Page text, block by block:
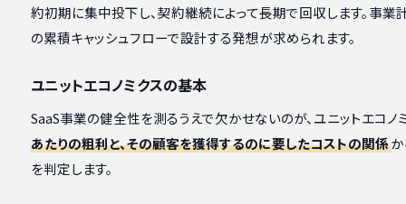
約初期に集中投下し、契約継続によって長期で回収します。事業
の累積キャッシュフローで設計する発想が求められます。
ユニットエコノミクスの基本
SaaS事業の健全性を測るうえで欠かせないのが、ユニットエコノ
あたりの粗利と、その顧客を獲得するのに要したコストの関係
を判定します。